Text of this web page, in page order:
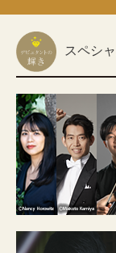
スペシ